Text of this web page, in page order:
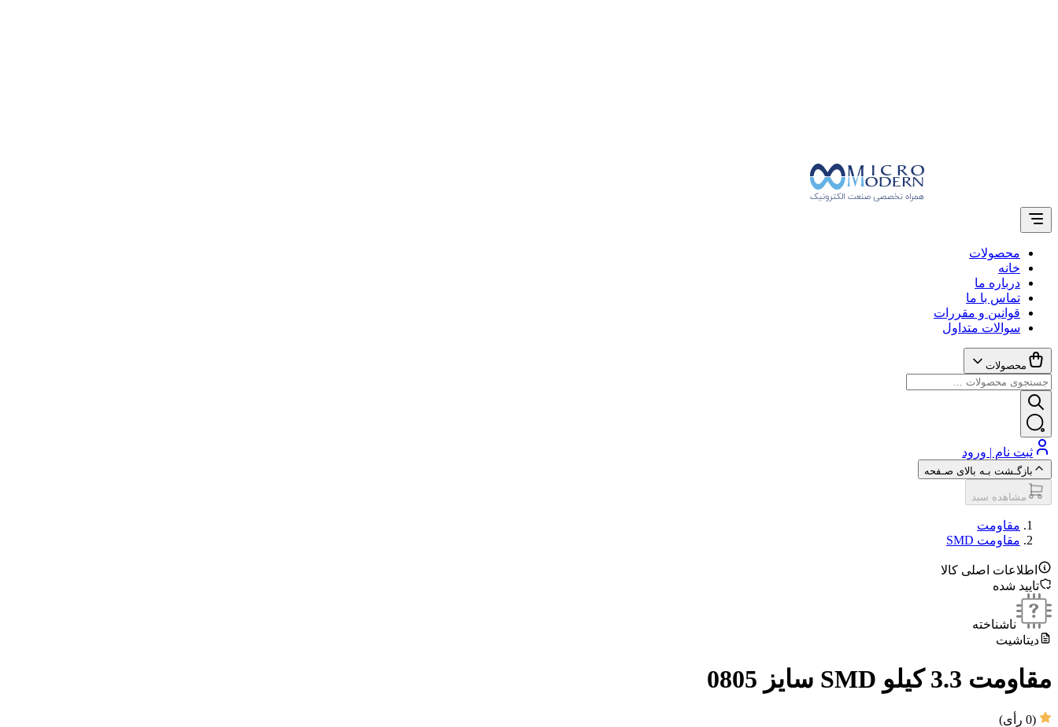
محصولات
خانه
درباره ما
تماس با ما
قوانین و مقررات
سوالات متداول
محصولات
ثبت نام | ورود
بازگـشت بـه بالای صـفحه
مشاهده سبد
مقاومت‌
مقاومت SMD
اطلاعات اصلی کالا
تایید شده
ناشناخته
دیتاشیت
مقاومت 3.3 کیلو SMD سایز 0805
(
0 رأی)